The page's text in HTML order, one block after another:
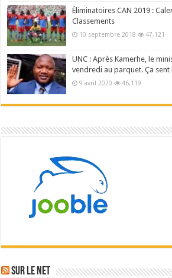
Éliminatoires CAN 2019 :
Classements
10 septembre 2018 47,121
UNC : Après Kamerhe, le
vendredi au parquet. Ça sent
9 avril 2020 46,119
Sur le NET